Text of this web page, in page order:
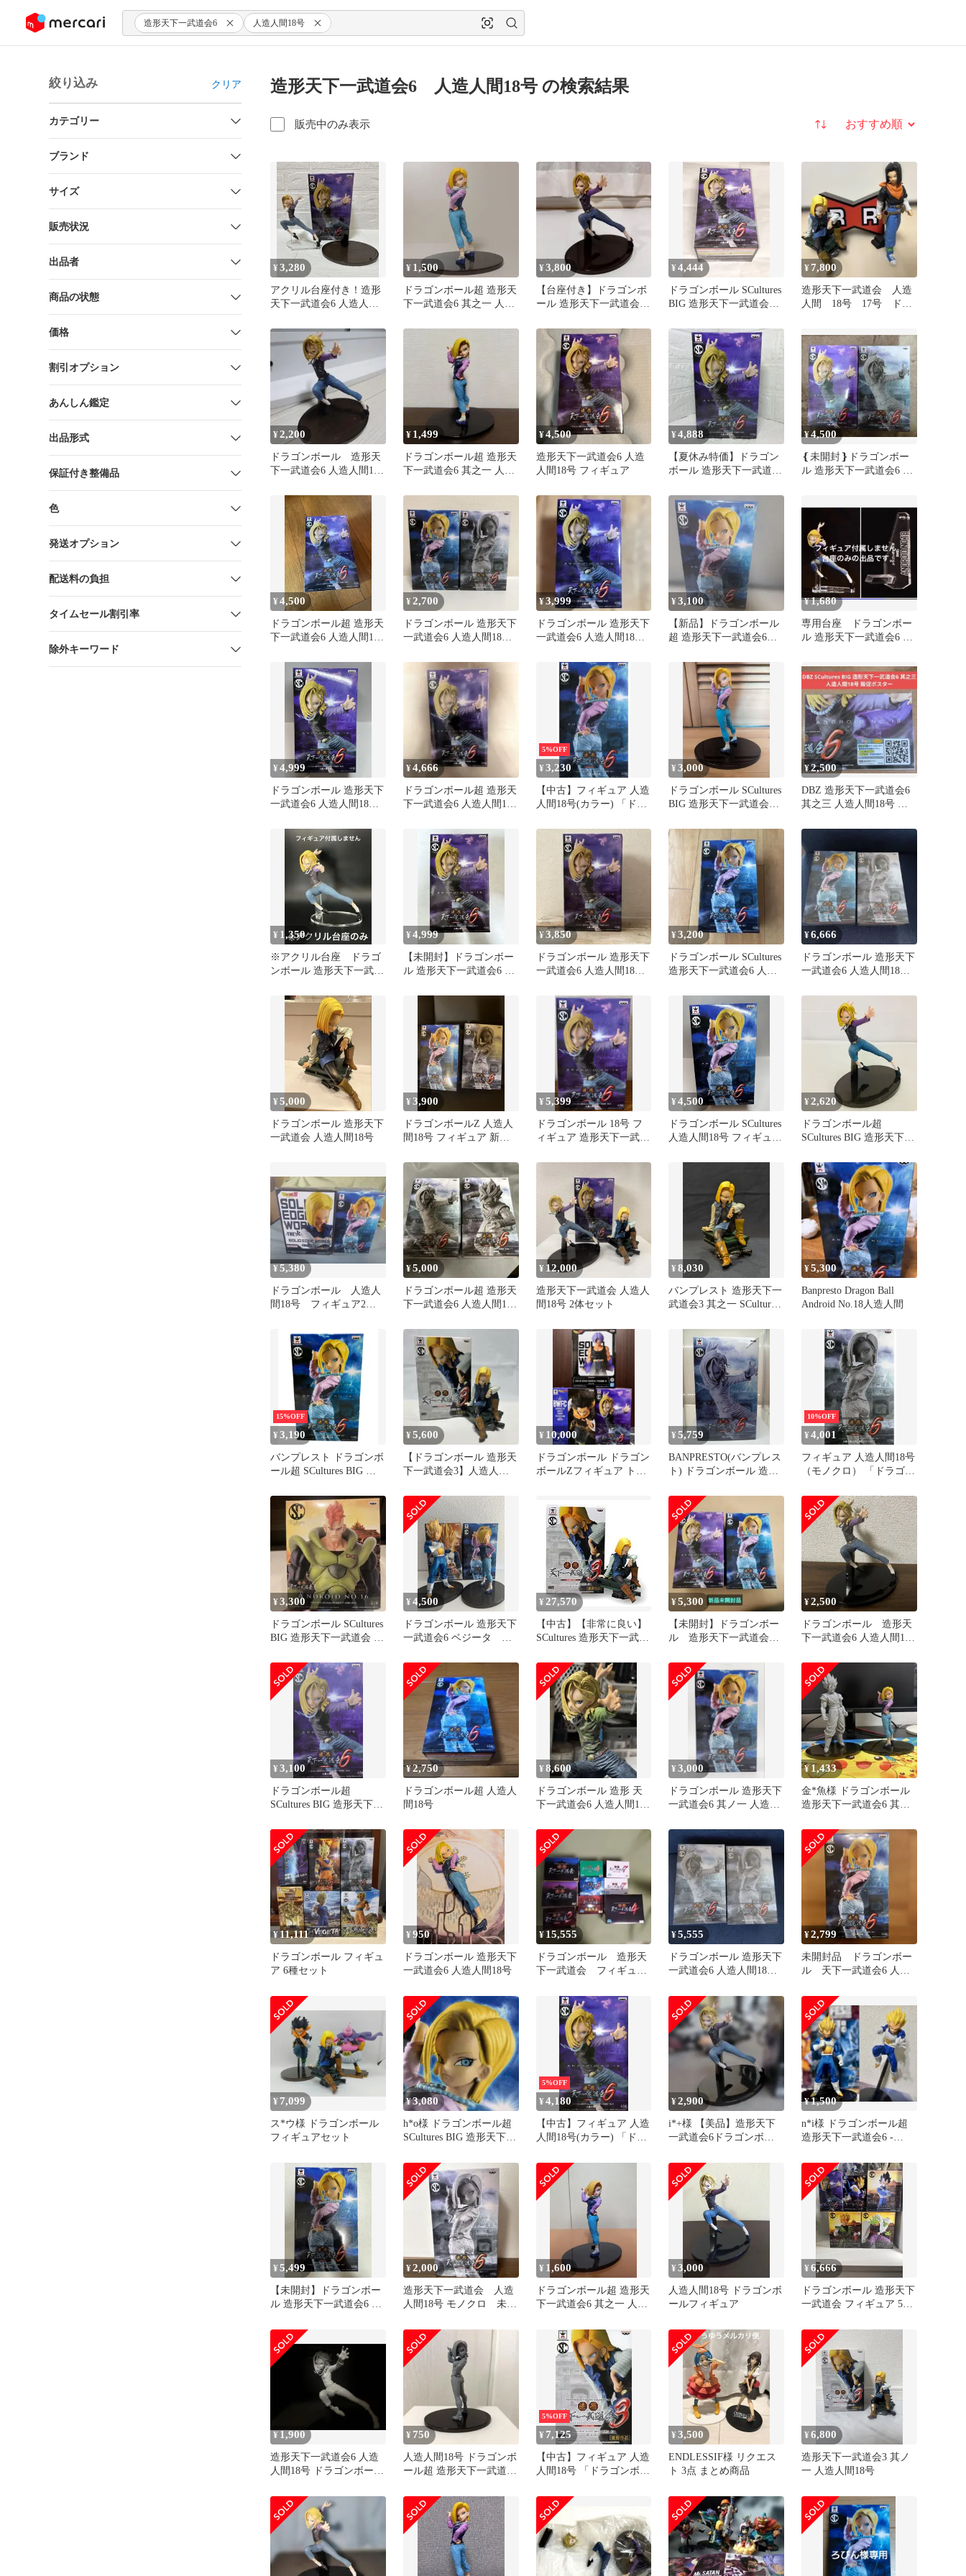
ツにスキップ 造形天下一武道会6 人造人間18号
絞り込み クリア
カテゴリー
ブランド
サイズ
販売状況
出品者
商品の状態
価格
割引オプション
あんしん鑑定
出品形式
保証付き整備品
色
発送オプション
配送料の負担
タイムセール割引率
除外キーワード
造形天下一武道会6 人造人間18号 の検索結果
販売中のみ表示 並び替え
¥3,280
アクリル台座付き！造形
天下一武道会6 人造人間
レスト
¥ 1,500
ドラゴンボール超 造形天
下一武道会6 其之一 人造
¥3,800
【台座付き】ドラゴンボ
ール 造形天下一武道会6
¥4,444
ドラゴンボール SCultures
BIG 造形天下一武道会6
¥ 7,800
造形天下一武道会 人造
人間 18号 17号 ドラ
¥2,200
ドラゴンボール 造形天
下一武道会6 人造人間18
¥ 1,499
ドラゴンボール超 造形天
下一武道会6 其之一 人造
¥4,500
造形天下一武道会6 人造
人間18号 フィギュア
¥4,888
【夏休み特価】ドラゴン
ボール 造形天下一武道会
ア
¥4,500
❴未開封❵ドラゴンボー
ル 造形天下一武道会6 人
¥4,500
ドラゴンボール超 造形天
下一武道会6 人造人間18
¥2,700
ドラゴンボール 造形天下
一武道会6 人造人間18号
¥3,999
ドラゴンボール 造形天下
一武道会6 人造人間18号
¥3,100
【新品】ドラゴンボール
超 造形天下一武道会6
¥1,680
専用台座 ドラゴンボー
ル 造形天下一武道会6 人
¥4,999
ドラゴンボール 造形天下
一武道会6 人造人間18号
¥4,666
ドラゴンボール超 造形天
下一武道会6 人造人間18
5%OFF
¥3,230
【中古】フィギュア 人造
人間18号(カラー) 「ドラ
BIG 造形天下一武道会6
其之一
¥3,000
ドラゴンボール SCultures
BIG 造形天下一武道会6 /
¥2,500
DBZ 造形天下一武道会6
其之三 人造人間18号 販
¥ 1,350
※アクリル台座 ドラゴ
ンボール 造形天下一武道
¥4,999
【未開封】ドラゴンボー
ル 造形天下一武道会6 人
¥3,850
ドラゴンボール 造形天下
一武道会6 人造人間18号
¥3,200
ドラゴンボール SCultures
造形天下一武道会6 人造
¥6,666
ドラゴンボール 造形天下
一武道会6 人造人間18号
¥5,000
ドラゴンボール 造形天下
一武道会 人造人間18号
¥3,900
ドラゴンボールZ 人造人
間18号 フィギュア 新品
¥5,399
ドラゴンボール 18号 フ
ィギュア 造形天下一武道
¥4,500
ドラゴンボール SCultures
人造人間18号 フィギュ
¥2,620
ドラゴンボール超
SCultures BIG 造形天下一
18号 通常カラー フィギ
ュアバンプレスト
BANPRESTO プライズ景
品
¥5,380
ドラゴンボール 人造人
間18号 フィギュア2体
¥5,000
ドラゴンボール超 造形天
下一武道会6 人造人間18
¥ 12,000
造形天下一武道会 人造人
間18号 2体セット
¥8,030
バンプレスト 造形天下一
武道会3 其之一 SCultures
¥5,300
Banpresto Dragon Ball
Android No.18人造人間
15%OFF
¥3,190
バンプレスト ドラゴンボ
ール超 SCultures BIG 造
人造人間18号 フィギュア
¥5,600
【ドラゴンボール 造形天
下一武道会3】人造人間
¥ 10,000
ドラゴンボール ドラゴン
ボールZフィギュア トラ
¥5,759
BANPRESTO(バンプレス
ト) ドラゴンボール 造形
人造人間18号 フィギュア
10%OFF
¥4,001
フィギュア 人造人間18号
（モノクロ） 「ドラゴン
造形天下一武道会6 其之
一【10日以内発送】
¥3,300
ドラゴンボール SCultures
BIG 造形天下一武道会 人
¥4,500
ドラゴンボール 造形天下
一武道会6 ベジータ 人
¥ 27,570
【中古】【非常に良い】
SCultures 造形天下一武道
ドラゴンボール 約12cm
PVC製 フィギュア 単品
rdzdsi3
¥5,300
【未開封】ドラゴンボー
ル 造形天下一武道会6
ト
¥2,500
ドラゴンボール 造形天
下一武道会6 人造人間18
¥3,100
ドラゴンボール超
SCultures BIG 造形天下一
¥2,750
ドラゴンボール超 人造人
間18号
¥8,600
ドラゴンボール 造形 天
下一武道会6 人造人間18
¥3,000
ドラゴンボール 造形天下
一武道会6 其ノ一 人造人
¥1,433
金*魚様 ドラゴンボール
造形天下一武道会6 其之
ヤ人
¥ 11,111
ドラゴンボール フィギュ
ア 6種セット
¥950
ドラゴンボール 造形天下
一武道会6 人造人間18号
¥ 15,555
ドラゴンボール 造形天
下一武道会 フィギュ
ライズ まとめ
¥5,555
ドラゴンボール 造形天下
一武道会6 人造人間18号
¥2,799
未開封品 ドラゴンボー
ル 天下一武道会6 人造
¥ 7,099
ス*ウ様 ドラゴンボール
フィギュアセット
¥3,080
h*o様 ドラゴンボール超
SCultures BIG 造形天下一
5%OFF
¥4,180
【中古】フィギュア 人造
人間18号(カラー) 「ドラ
BIG 造形天下一武道会6
其之三
¥2,900
i*+様 【美品】造形天下
一武道会6ドラゴンボー
付き
¥1,500
n*i様 ドラゴンボール超
造形天下一武道会6 -
¥5,499
【未開封】ドラゴンボー
ル 造形天下一武道会6 人
¥2,000
造形天下一武道会 人造
人間18号 モノクロ 未開
¥ 1,600
ドラゴンボール超 造形天
下一武道会6 其之一 人造
¥3,000
人造人間18号 ドラゴンボ
ールフィギュア
¥6,666
ドラゴンボール 造形天下
一武道会 フィギュア 5体
¥ 1,900
造形天下一武道会6 人造
人間18号 ドラゴンボール
¥ 750
人造人間18号 ドラゴンボ
ール超 造形天下一武道会
5%OFF
¥ 7,125
【中古】フィギュア 人造
人間18号 「ドラゴンボー
一武道会3 其ノ一
¥3,500
ENDLESSIF様 リクエス
ト 3点 まとめ商品
¥6,800
造形天下一武道会3 其ノ
一 人造人間18号